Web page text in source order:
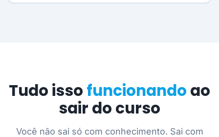
Tudo isso funcionando ao
sair do curso
Você não sai só com conhecimento. Sai com